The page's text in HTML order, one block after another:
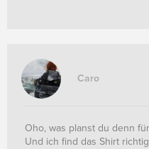
Caro
Oho, was planst du denn
Und ich find das Shirt